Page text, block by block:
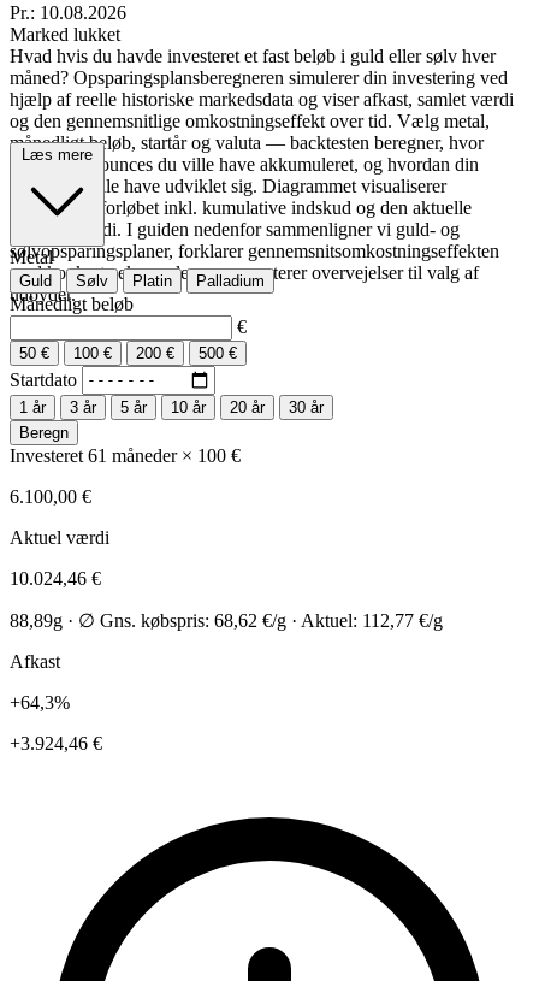
Pr.: 10.08.2026
Marked lukket
Hvad hvis du havde investeret et fast beløb i guld eller sølv hver
måned? Opsparingsplansberegneren simulerer din investering ved
hjælp af reelle historiske markedsdata og viser afkast, samlet værdi
og den gennemsnitlige omkostningseffekt over tid. Vælg metal,
månedligt beløb, startår og valuta — backtesten beregner, hvor
mange troy ounces du ville have akkumuleret, og hvordan din
portefølje ville have udviklet sig. Diagrammet visualiserer
investeringsforløbet inkl. kumulative indskud og den aktuelle
markedsværdi. I guiden nedenfor sammenligner vi guld- og
sølvopsparingsplaner, forklarer gennemsnitsomkostningseffekten
med konkrete eksempler og presenterer overvejelser til valg af
udbyder.
Metal
Guld Sølv Platin Palladium
Månedligt beløb
€
50 € 100 € 200 € 500 €
Startdato
1 år 3 år 5 år 10 år 20 år
30 år
Beregn
Investeret 61 måneder × 100 €
6.100,00 €
Aktuel værdi
10.024,46 €
88,89g · ∅ Gns. købspris: 68,62 €/g · Aktuel: 112,77 €/g
Afkast
+64,3%
+3.924,46 €